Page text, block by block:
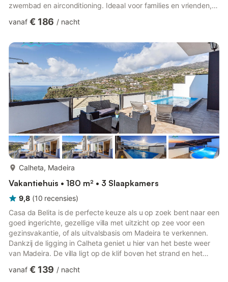
zwembad en airconditioning. Ideaal voor families en vrienden,
zelfstandig studio-appartement met eigen kitchenette en
dan een kilometer van Calheta, naar verluidt het zonnigste en
warmste gebied op Madeira, aan de hoofdweg en omr...
vanaf € 186 / nacht
Calheta, Madeira
Vakantiehuis • 180 m² • 3 Slaapkamers
9,8 (10 recensies)
Casa da Belita is de perfecte keuze als u op zoek bent naar een
goed ingerichte, gezellige villa met uitzicht op zee voor een
gezinsvakantie, of als uitvalsbasis om Madeira te verkennen.
Dankzij de ligging in Calheta geniet u hier van het beste weer
van Madeira. De villa ligt op de klif boven het strand en het
dakterras kunt genieten van het uitzicht op zee. De hal leidt
vanaf € 139 / nacht